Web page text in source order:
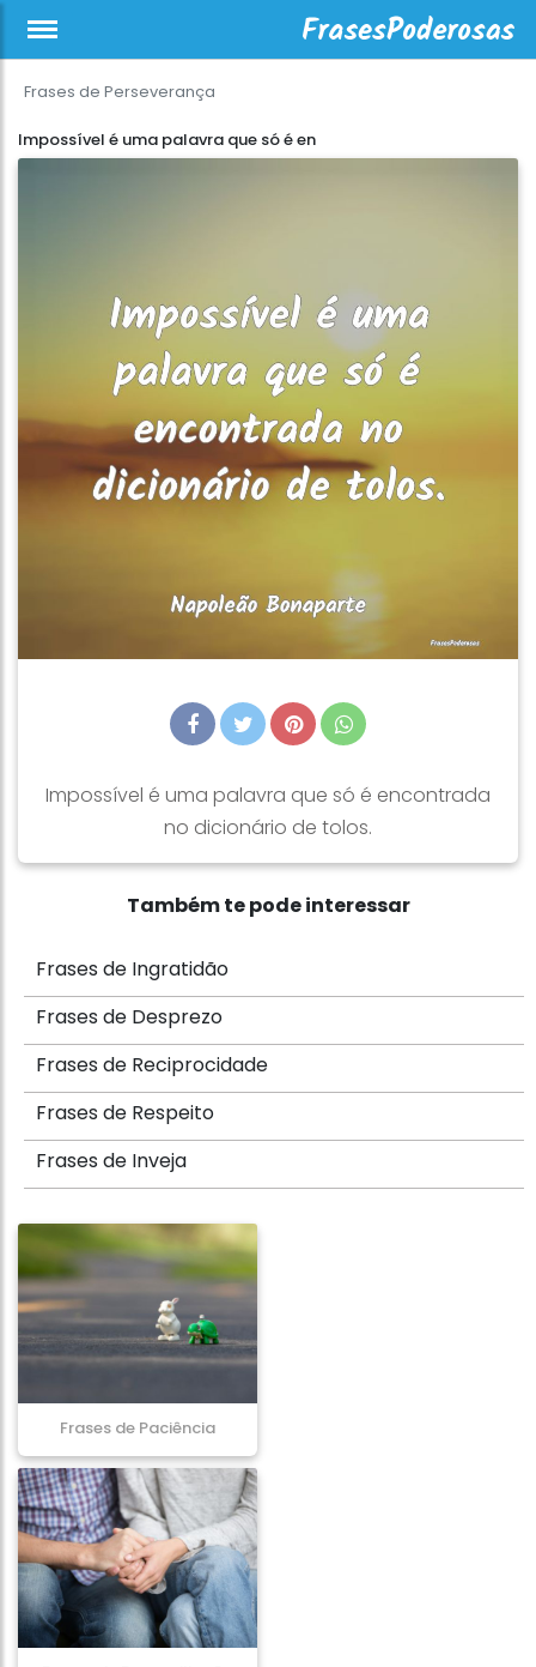
Frases de Perseverança
Impossível é uma palavra que só é en
Impossível é uma palavra que só é encontrada
no dicionário de tolos.
Também te pode interessar
Frases de Ingratidão
Frases de Desprezo
Frases de Reciprocidade
Frases de Respeito
Frases de Inveja
Frases de Paciência